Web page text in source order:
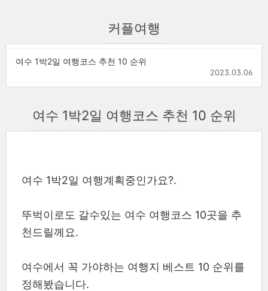
커플여행
여수 1박2일 여행코스 추천 10 순위
2023.03.06
여수 1박2일 여행코스 추천 10 순위
여수 1박2일 여행계획중인가요?.
뚜벅이로도 갈수있는 여수 여행코스 10곳을 추
천드릴께요.
여수에서 꼭 가야하는 여행지 베스트 10 순위를
정해봤습니다.